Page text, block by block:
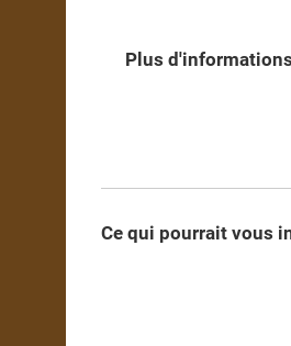
Plus d'informations
Ce qui pourrait vous